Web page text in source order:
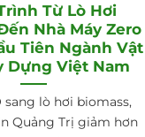
Từ Lò Hơi
Nhà Máy Zero
Tiên Ngành Vật
Dựng Việt Nam
sang lò hơi biomass,
Quảng Trị giảm hơn